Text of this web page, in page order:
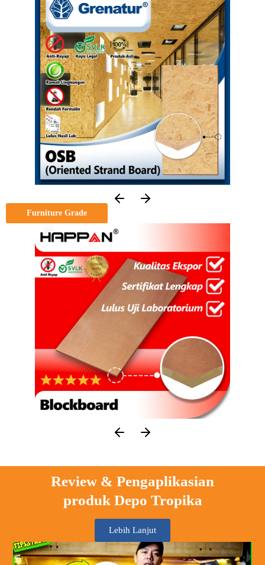
Furniture Grade
Review & Pengaplikasian
produk Depo Tropika
Lebih Lanjut